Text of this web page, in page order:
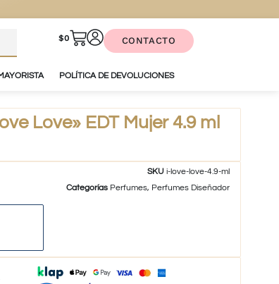
$0 CONTACTO
POLÍTICA DE DEVOLUCIONES
Love» EDT Mujer 4.9 ml
SKUi-love-love-4.9-ml
Categorías Perfumes, Perfumes Diseñador